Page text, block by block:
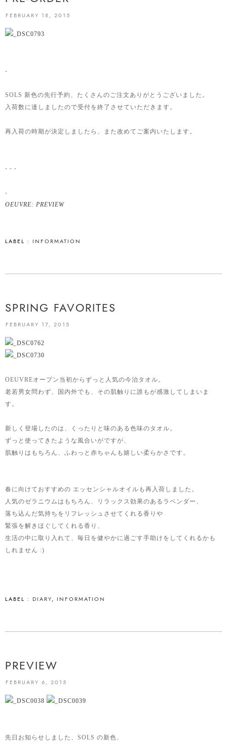
FEBRUARY 18, 2015
-
SOLS 新色の先行予約、たくさんのご注文ありがとうございました。
入荷数に達しましたので受付を終了させていただきます。
再入荷の時期が決定しましたら、また改めてご案内いたします。
- - -
-
OEUVRE: PREVIEW
LABEL : INFORMATION
SPRING FAVORITES
FEBRUARY 17, 2015
OEUVREオープン当初からずっと人気の今治タオル。
老若男女問わず、国内外でも、その肌触りに誰もが感激してしまいま
す。
新しく登場したのは、くったりと味のある色味のタオル。
ずっと使ってきたような風合いがですが、
肌触りはもちろん、ふわっと赤ちゃんも嬉しい柔らかさです。
春に向けておすすめの エッセンシャルオイルも再入荷しました。
人気のゼラニウムはもちろん、リラックス効果のあるラベンダー、
落ち込んだ気持ちをリフレッシュさせてくれる香りや
緊張を解きほぐしてくれる香り、
生活の中に取り入れて、毎日を健やかに過ごす手助けをしてくれるかも
しれません :)
LABEL : DIARY, INFORMATION
PREVIEW
FEBRUARY 6, 2015
先日お知らせしました、SOLS の新色、